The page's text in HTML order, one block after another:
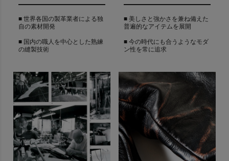
■ 世界各国の製革業者による独
自の素材開発
■ 国内の職人を中心とした熟練
の縫製技術
■ 美しさと強かさを兼ね備えた
普遍的なアイテムを展開
■ 今の時代にも合うようなモダ
ン性を常に追求